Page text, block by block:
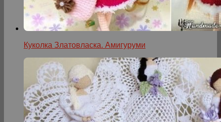
Куколка Златовласка. Амигуруми